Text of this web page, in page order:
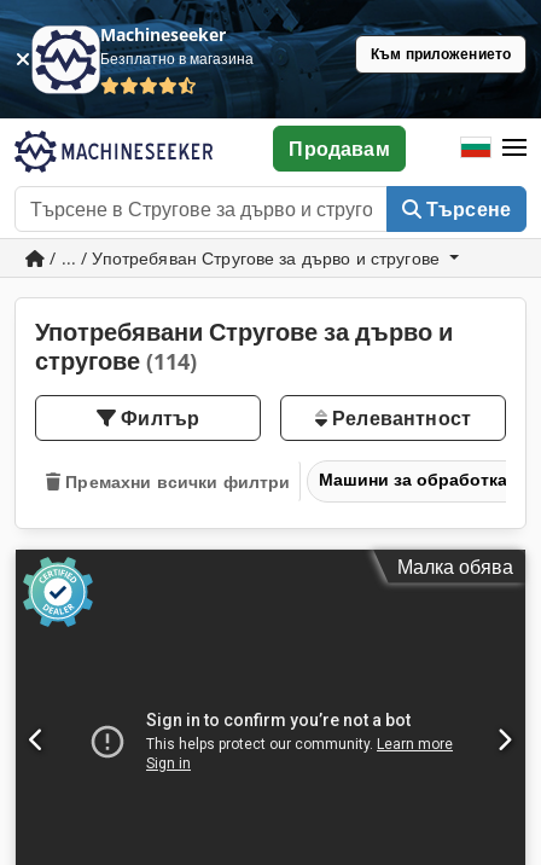
Machineseeker
Безплатно в магазина Към приложението
Търсене
Продавам
/ ... / Употребяван Стругове за дърво и стругове
Употребявани Стругове за дърво и
стругове (114)
Филтър Релевантност
Премахни всички филтри Машини за обработка
Малка обява